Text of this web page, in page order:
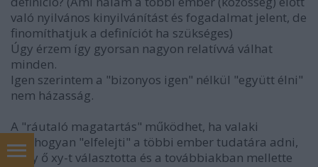
való nyilvános kinyilvánítást és fogadalmat jelent, de
finomíthatjuk a definíciót ha szükséges)
Úgy érzem így gyorsan nagyon relatívvá válhat
minden.
Igen szerintem a "bizonyos igen" nélkül "együtt élni"
nem házasság.
A "ráutaló magatartás" működhet, ha valaki
valahogyan "elfelejti" a többi ember tudatára adni,
hogy ő xy-t választotta és a továbbiakban mellette